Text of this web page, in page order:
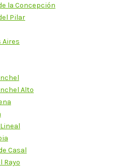
la Concepción
Pilar
Aires
Alto
Casal
Rayo